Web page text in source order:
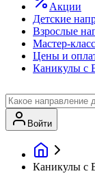
Акции
Детские
Взрослые
Мастер-
Цены и
Каникулы с
Войти
Каникулы с